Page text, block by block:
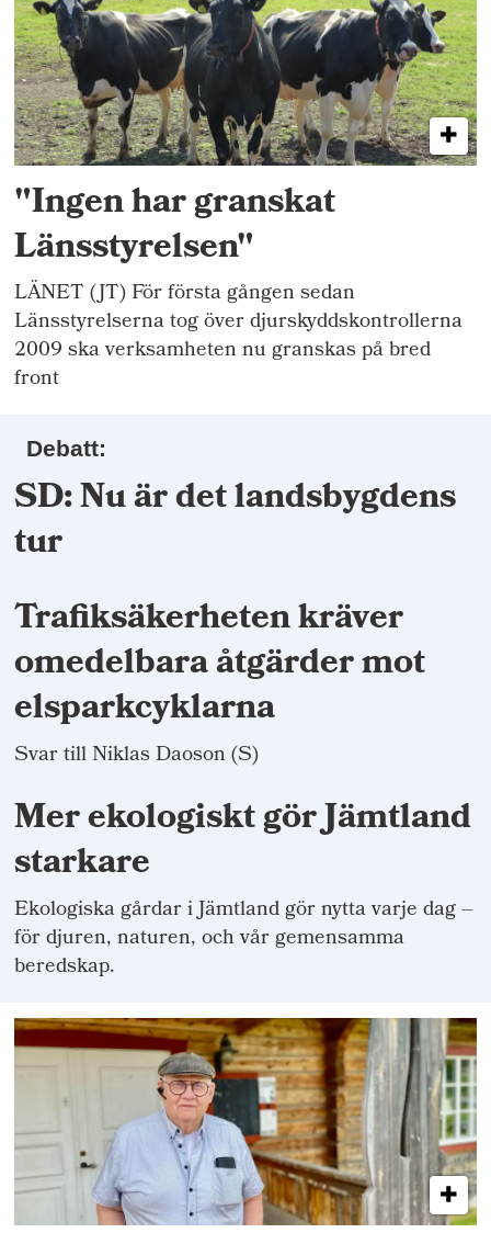
"Ingen har granskat
Länsstyrelsen"
LÄNET (JT) För första gången sedan
Länsstyrelserna tog över djurskyddskontrollerna
2009 ska verksamheten nu granskas på bred
front
Debatt:
SD: Nu är det landsbygdens
tur
Trafiksäkerheten kräver
omedelbara åtgärder mot
elsparkcyklarna
Svar till Niklas Daoson (S)
Mer ekologiskt gör Jämtland
starkare
Ekologiska gårdar i Jämtland gör nytta varje dag –
för djuren, naturen, och vår gemensamma
beredskap.